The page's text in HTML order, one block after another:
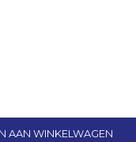
AAN WINKELWAGEN